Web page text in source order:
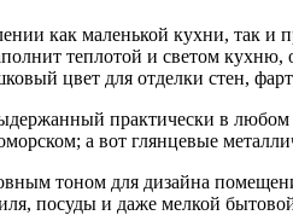
как маленькой кухни, так и
теплотой и светом
цвет для отделки стен,
практически в любом
а вот глянцевые
тоном для дизайна
посуды и даже мелкой